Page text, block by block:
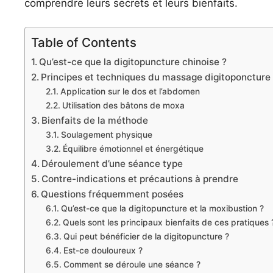
comprendre leurs secrets et leurs bienfaits.
Table of Contents
Qu’est-ce que la digitopuncture chinoise ?
Principes et techniques du massage digitoponcture
Application sur le dos et l’abdomen
Utilisation des bâtons de moxa
Bienfaits de la méthode
Soulagement physique
Équilibre émotionnel et énergétique
Déroulement d’une séance type
Contre-indications et précautions à prendre
Questions fréquemment posées
Qu’est-ce que la digitopuncture et la moxibustion ?
Quels sont les principaux bienfaits de ces pratiques
Qui peut bénéficier de la digitopuncture ?
Est-ce douloureux ?
Comment se déroule une séance ?